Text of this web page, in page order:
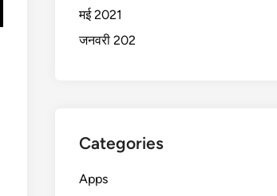
मई 2021
जनवरी 202
Categories
Apps